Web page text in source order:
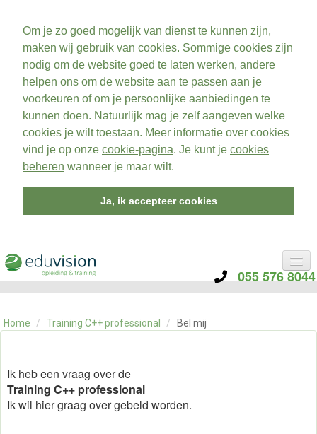
Om je zo goed mogelijk van dienst te kunnen zijn,
maken wij gebruik van cookies. Sommige cookies zijn
nodig om de website goed te laten werken, andere
helpen ons om de website aan te passen aan je
voorkeuren of om je persoonlijke aanbiedingen te
kunnen doen. Natuurlijk mag je zelf aangeven welke
cookies je wilt toestaan. Meer informatie over cookies
vind je op onze cookie-pagina. Je kunt je cookies
beheren wanneer je maar wilt.
Ja, ik accepteer cookies
055 576 8044
CATEGORIE
OVER ONS
Home / Training C++ professional / Bel mij
Ik heb een vraag over de
Training C++ professional
Ik wil hier graag over gebeld worden.